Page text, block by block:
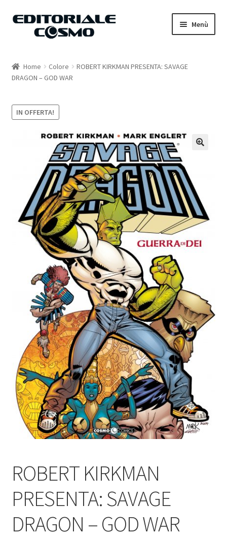
Vai
Vai
Menù
Catalogo
Carrello
Il mio account
Home Colore
ROBERT KIRKMAN PRESENTA: SAVAGE
DRAGON – GOD WAR
IN OFFERTA!
ROBERT KIRKMAN
PRESENTA: SAVAGE
DRAGON – GOD WAR